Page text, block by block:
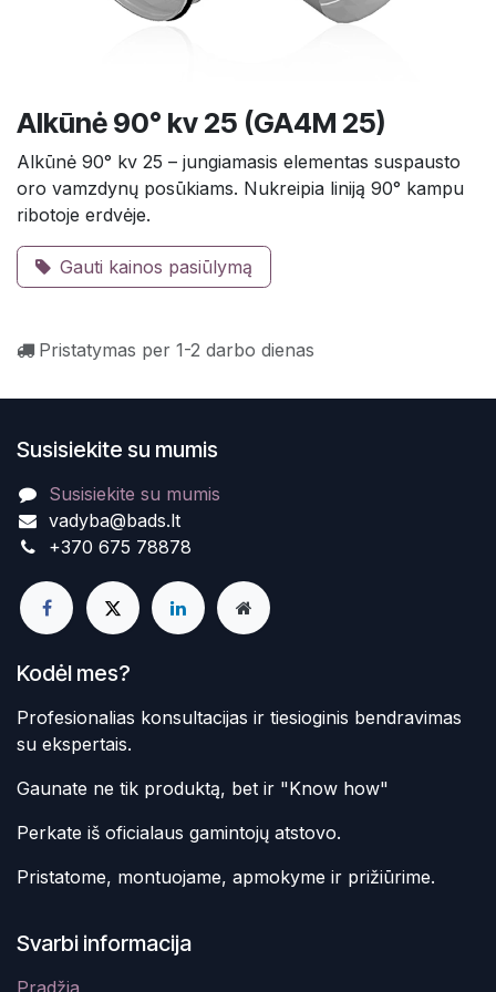
Alkūnė 90° kv 25 (GA4M 25)
Alkūnė 90° kv 25 – jungiamasis elementas suspausto
oro vamzdynų posūkiams. Nukreipia liniją 90° kampu
ribotoje erdvėje.
Gauti kainos pasiūlymą
Pristatymas per 1-2 darbo dienas
Susisiekite su mumis
Susisiekite su mumis
vadyba@bads.lt
+370 675 78878
Kodėl mes?
Profesionalias konsultacijas ir tiesioginis bendravimas
su ekspertais.
Gaunate ne tik produktą, bet ir "Know how"
Perkate iš oficialaus gamintojų atstovo.
Pristatome, montuojame, apmokyme ir prižiūrime.
Svarbi informacija